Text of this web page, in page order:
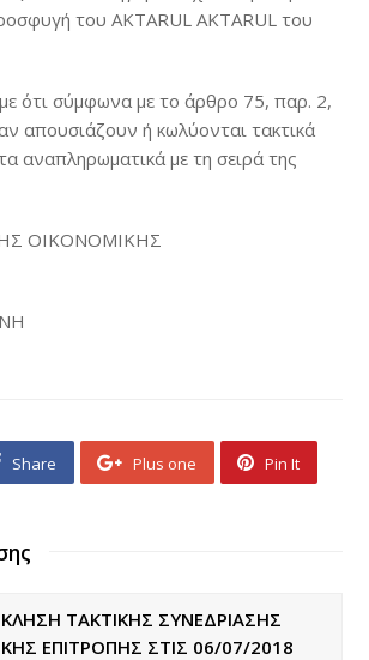
του AKTARUL AKTARUL του
ότι σύμφωνα με το άρθρο 75, παρ. 2,
απουσιάζουν ή κωλύονται τακτικά
αναπληρωματικά με τη σειρά της
ΟΙΚΟΝΟΜΙΚΗΣ
Share Plus one Pin It
ΤΑΚΤΙΚΗΣ ΣΥΝΕΔΡΙΑΣΗΣ
ΕΠΙΤΡΟΠΗΣ ΣΤΙΣ 06/07/2018